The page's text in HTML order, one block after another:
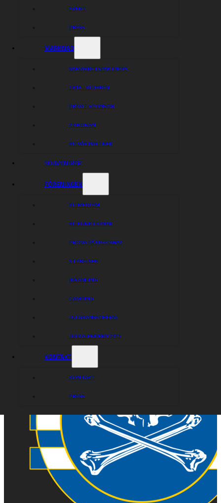
EVENT
PRESS
MARKNAD
SAMARBETSPARTNERS
1949 – KLUBBEN
PRIVAT-SPONSOR
2 KRONAN
BLI VÅR PARTNER
SOUVENIRER
FÖRENINGEN
BLI MEDLEM
BLI FUNKTIONÄR
PROVA PÅ SPEEDWAY
STYRELSEN
INSAMLING
CAMPING
JULGRANSSCHEMA
JULKALENDERN 2025
KONTAKT
KONTAKT
PRESS